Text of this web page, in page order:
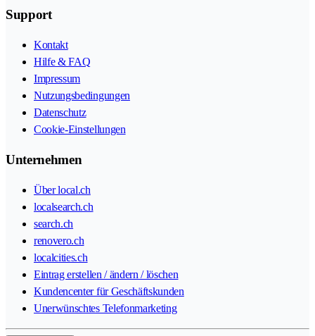
Support
Kontakt
Hilfe & FAQ
Impressum
Nutzungsbedingungen
Datenschutz
Cookie-Einstellungen
Unternehmen
Über local.ch
localsearch.ch
search.ch
renovero.ch
localcities.ch
Eintrag erstellen / ändern / löschen
Kundencenter für Geschäftskunden
Unerwünschtes Telefonmarketing